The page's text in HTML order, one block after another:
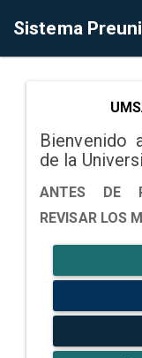
Sistema
Bienvenido
de la
ANTES DE
REVISAR LOS